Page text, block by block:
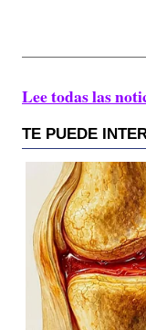
Lee todas las